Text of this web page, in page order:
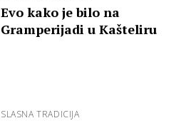
Evo kako je bilo na
Gramperijadi u Kašteliru
SLASNA TRADICIJA